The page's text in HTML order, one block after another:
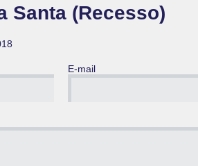
Santa (Recesso)
E-mail